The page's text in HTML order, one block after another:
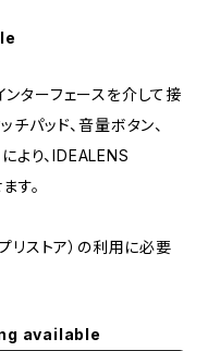
ターフェースを介して接
パッド、音量ボタン、
より、IDEALENS
す。
ストア）の利用に必要
available